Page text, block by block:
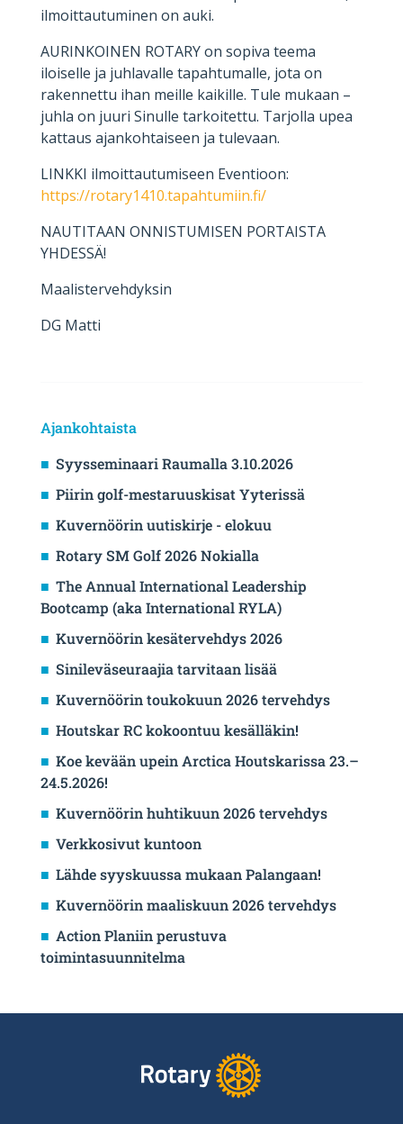
ilmoittautuminen on auki.
AURINKOINEN ROTARY on sopiva teema
iloiselle ja juhlavalle tapahtumalle, jota on
rakennettu ihan meille kaikille. Tule mukaan –
juhla on juuri Sinulle tarkoitettu. Tarjolla upea
kattaus ajankohtaiseen ja tulevaan.
LINKKI ilmoittautumiseen Eventioon:
https://rotary1410.tapahtumiin.fi/
NAUTITAAN ONNISTUMISEN PORTAISTA
YHDESSÄ!
Maalistervehdyksin
DG Matti
Ajankohtaista
Syysseminaari Raumalla 3.10.2026
Piirin golf-mestaruuskisat Yyterissä
Kuvernöörin uutiskirje - elokuu
Rotary SM Golf 2026 Nokialla
The Annual International Leadership
Bootcamp (aka International RYLA)
Kuvernöörin kesätervehdys 2026
Sinileväseuraajia tarvitaan lisää
Kuvernöörin toukokuun 2026 tervehdys
Houtskar RC kokoontuu kesälläkin!
Koe kevään upein Arctica Houtskarissa 23.–
24.5.2026!
Kuvernöörin huhtikuun 2026 tervehdys
Verkkosivut kuntoon
Lähde syyskuussa mukaan Palangaan!
Kuvernöörin maaliskuun 2026 tervehdys
Action Planiin perustuva
toimintasuunnitelma